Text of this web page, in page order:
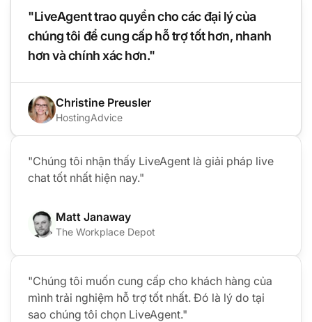
"LiveAgent trao quyền cho các đại lý của
chúng tôi để cung cấp hỗ trợ tốt hơn, nhanh
hơn và chính xác hơn."
Christine Preusler
HostingAdvice
"Chúng tôi nhận thấy LiveAgent là giải pháp live
chat tốt nhất hiện nay."
Matt Janaway
The Workplace Depot
"Chúng tôi muốn cung cấp cho khách hàng của
mình trải nghiệm hỗ trợ tốt nhất. Đó là lý do tại
sao chúng tôi chọn LiveAgent."